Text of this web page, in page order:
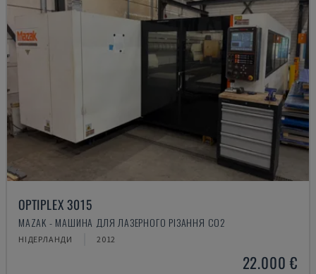
OPTIPLEX 3015
MAZAK - МАШИНА ДЛЯ ЛАЗЕРНОГО РІЗАННЯ CO2
НІДЕРЛАНДИ 2012
22.000 €